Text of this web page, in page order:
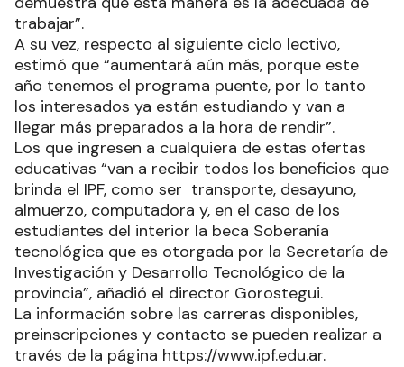
trabajar”.
A su vez, respecto al siguiente ciclo lectivo,
estimó que “aumentará aún más, porque este
año tenemos el programa puente, por lo tanto
los interesados ya están estudiando y van a
llegar más preparados a la hora de rendir”.
Los que ingresen a cualquiera de estas ofertas
educativas “van a recibir todos los beneficios que
brinda el IPF, como ser transporte, desayuno,
almuerzo, computadora y, en el caso de los
estudiantes del interior la beca Soberanía
tecnológica que es otorgada por la Secretaría de
Investigación y Desarrollo Tecnológico de la
provincia”, añadió el director Gorostegui.
La información sobre las carreras disponibles,
preinscripciones y contacto se pueden realizar a
través de la página https://www.ipf.edu.ar.